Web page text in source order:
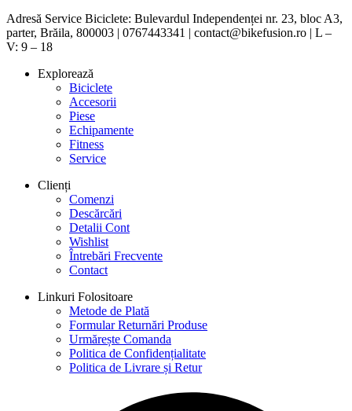
Adresă Service Biciclete: Bulevardul Independenței nr. 23, bloc A3,
parter, Brăila, 800003 | 0767443341 | contact@bikefusion.ro | L –
V: 9 – 18
Explorează
Biciclete
Accesorii
Piese
Echipamente
Fitness
Service
Clienți
Comenzi
Descărcări
Detalii Cont
Wishlist
Întrebări Frecvente
Contact
Linkuri Folositoare
Metode de Plată
Formular Returnări Produse
Urmărește Comanda
Politica de Confidențialitate
Politica de Livrare și Retur